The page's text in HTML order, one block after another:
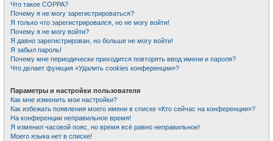
Что такое COPPA?
Почему я не могу зарегистрироваться?
Я только что зарегистрировался, но не могу войти!
Почему я не могу войти?
Я давно зарегистрирован, но больше не могу войти!
Я забыл пароль!
Почему мне периодически приходится повторять ввод имени и пароля?
Что делает функция «Удалить cookies конференции»?
Параметры и настройки пользователя
Как мне изменить мои настройки?
Как избежать появления моего имени в списке «Кто сейчас на конференции»?
На конференции неправильное время!
Я изменил часовой пояс, но время всё равно неправильное!
Моего языка нет в списке!